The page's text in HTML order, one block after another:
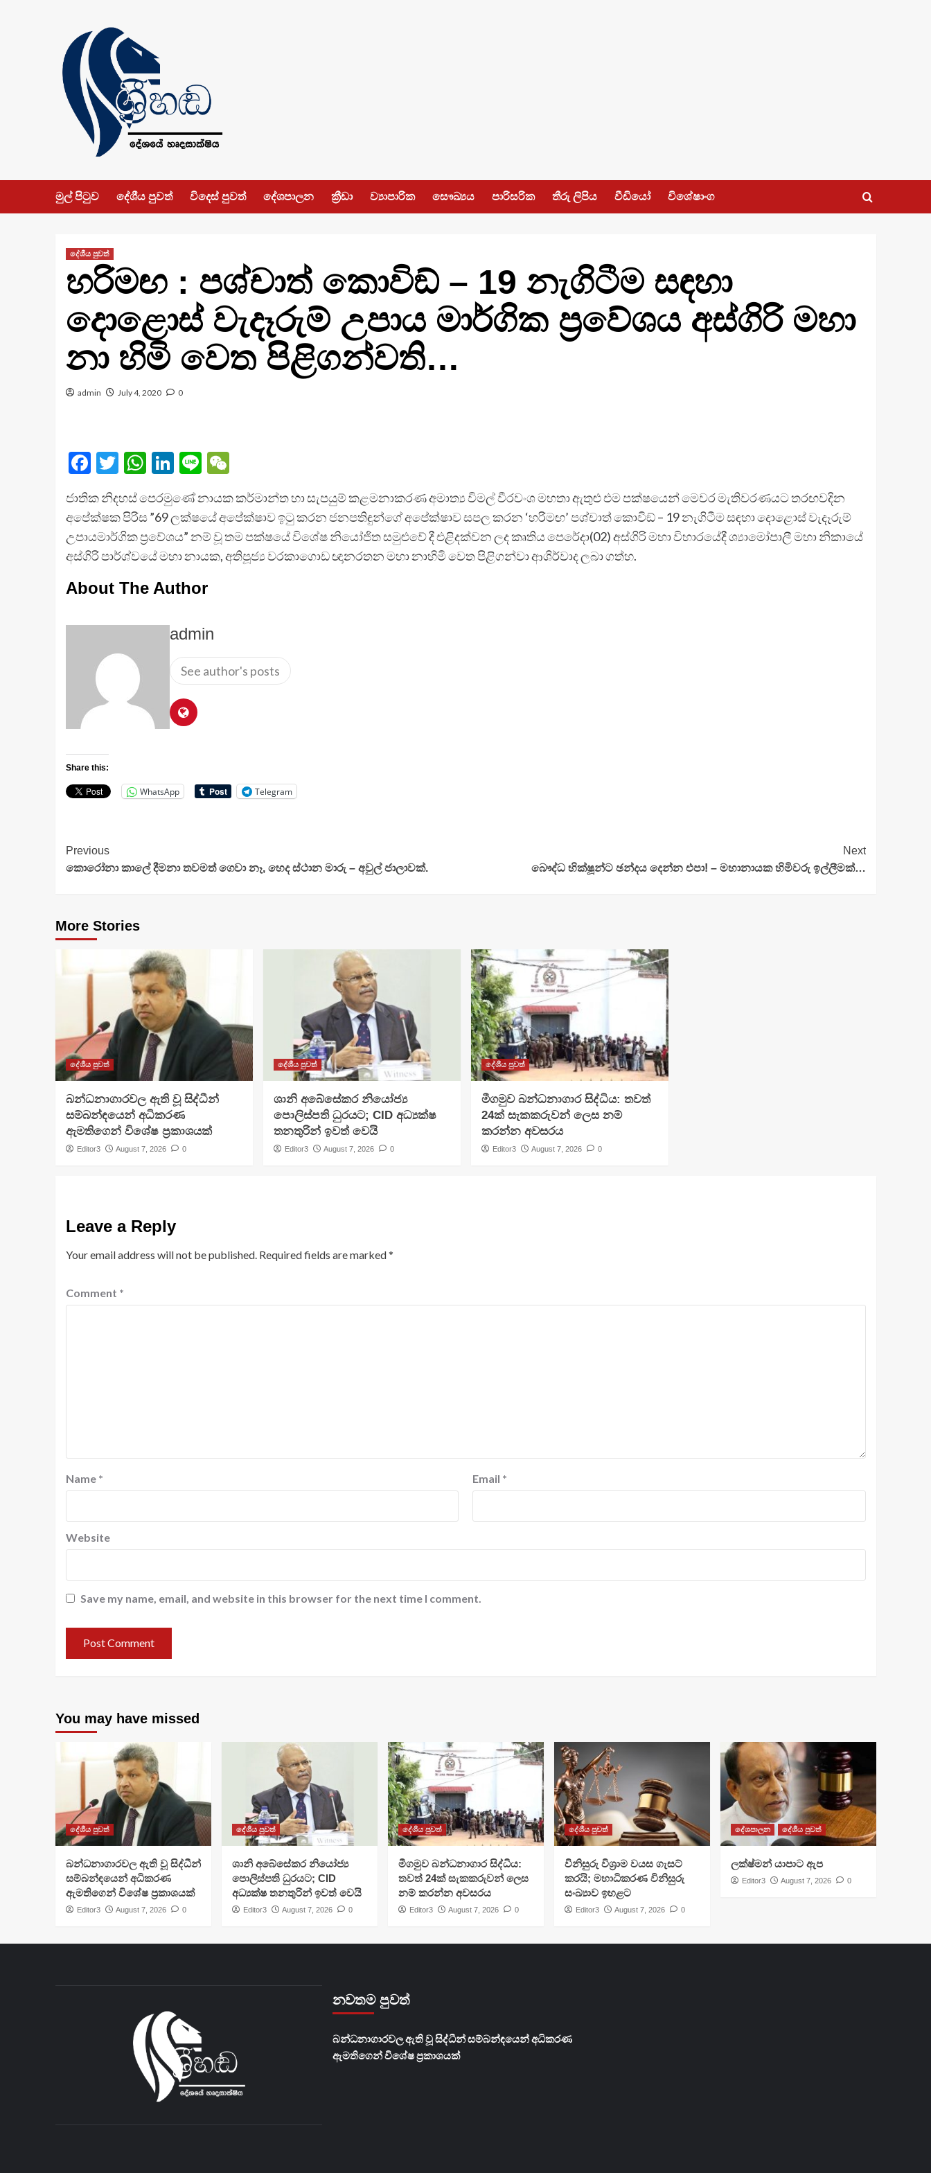
මුල් පිටුව දේශීය පුවත් විදෙස් පුවත් දේශපාලන ක්‍රීඩා ව්‍යාපාරික සෞඛ්‍යය පාරිසරික තීරු ලිපිය වීඩියෝ විශේෂාංග
දේශීය පුවත්
හරිමඟ : පශ්චාත් කොවිඞ් – 19 නැගිටීම සඳහා
දොළොස් වැදෑරුම් උපාය මාර්ගික ප්‍රවේශය අස්ගිරි මහා
නා හිමි වෙත පිළිගන්වති…
admin July 4, 2020 0
Facebook
Twitter
WhatsApp
LinkedIn
LineWeChat
ජාතික නිදහස් පෙරමුණේ නායක කර්මාන්ත හා සැපයුම් කළමනාකරණ අමාත්‍ය විමල් වීරවංශ මහතා ඇතුළු එම පක්ෂයෙන් මෙවර මැතිවරණයට තරඟවදින
අපේක්ෂක පිරිස ”69 ලක්ෂයේ අපේක්ෂාව ඉටු කරන ජනපතිඳුන්ගේ අපේක්ෂාව සපල කරන ‘හරිමඟ’ පශ්චාත් කොවිඞ් – 19 නැගිටීම සඳහා දොළොස් වැදෑරුම්
උපායමාර්ගික ප්‍රවේශය” නම් වූ තම පක්ෂයේ විශේෂ නියෝජිත සමුළුවේ දී එළිදක්වන ලද කෘතිය පෙරේදා(02) අස්ගිරි මහා විහාරයේදී ශ්‍යාමෝපාලී මහා නිකායේ
අස්ගිරි පාර්ශ්වයේ මහා නායක, අතිපූජ්‍ය වරකාගොඩ ඥානරතන මහා නාහිමි වෙත පිළිගන්වා ආශිර්වාද ලබා ගත්හ.
About The Author
admin
See author's posts
Share this:
WhatsApp Telegram
Continue
Reading
Previous
කොරෝනා කාලේ දීමනා තවමත් ගෙවා නෑ, හෙද ස්ථාන මාරු – අවුල් ජාලාවක්.
Next
බෞද්ධ භික්ෂූන්ට ඡන්දය දෙන්න එපා! – මහානායක හිමිවරු ඉල්ලීමක්…
More Stories
දේශීය පුවත්
බන්ධනාගාරවල ඇති වූ සිද්ධීන්
සම්බන්ඳයෙන් අධිකරණ
ඇමතිගෙන් විශේෂ ප්‍රකාශයක්
Editor3 August 7, 2026 0
දේශීය පුවත්
ශානි අබේසේකර නියෝජ්‍ය
පොලිස්පති ධුරයට; CID අධ්‍යක්ෂ
තනතුරින් ඉවත් වෙයි
Editor3 August 7, 2026 0
දේශීය පුවත්
මීගමුව බන්ධනාගාර සිද්ධිය: තවත්
24ක් සැකකරුවන් ලෙස නම්
කරන්න අවසරය
Editor3 August 7, 2026 0
Leave a Reply
Your email address will not be published. Required fields are marked*
Comment *
Name * Email *
Website
Save my name, email, and website in this browser for the next time I comment.
You may have missed
දේශීය පුවත්
බන්ධනාගාරවල ඇති වූ සිද්ධීන්
සම්බන්ඳයෙන් අධිකරණ
ඇමතිගෙන් විශේෂ ප්‍රකාශයක්
Editor3 August 7, 2026 0
දේශීය පුවත්
ශානි අබේසේකර නියෝජ්‍ය
පොලිස්පති ධුරයට; CID
අධ්‍යක්ෂ තනතුරින් ඉවත් වෙයි
Editor3 August 7, 2026 0
දේශීය පුවත්
මීගමුව බන්ධනාගාර සිද්ධිය:
තවත් 24ක් සැකකරුවන් ලෙස
නම් කරන්න අවසරය
Editor3 August 7, 2026 0
දේශීය පුවත්
විනිසුරු විශ්‍රාම වයස ගැසට්
කරයි; මහාධිකරණ විනිසුරු
සංඛ්‍යාව ඉහළට
Editor3 August 7, 2026 0
දේශපාලන දේශීය පුවත්
ලක්ෂ්මන් යාපාට ඇප
Editor3 August 7, 2026 0
නවතම පුවත්
බන්ධනාගාරවල ඇති වූ සිද්ධීන් සම්බන්ඳයෙන් අධිකරණ
ඇමතිගෙන් විශේෂ ප්‍රකාශයක්